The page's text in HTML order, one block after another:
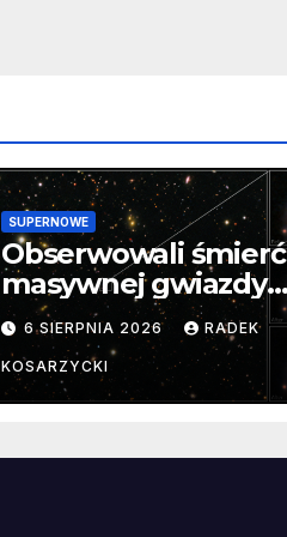
SUPERNOWE
Obserwowali śmierć
masywnej gwiazdy
od samego
początku.
Niezwykle cenne
dane
6 SIERPNIA 2026 RADEK
KOSARZYCKI